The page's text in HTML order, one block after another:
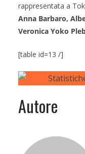
rappresentata a
Anna Barbaro,
Veronica Yoko
[table id=13 /]
Autore